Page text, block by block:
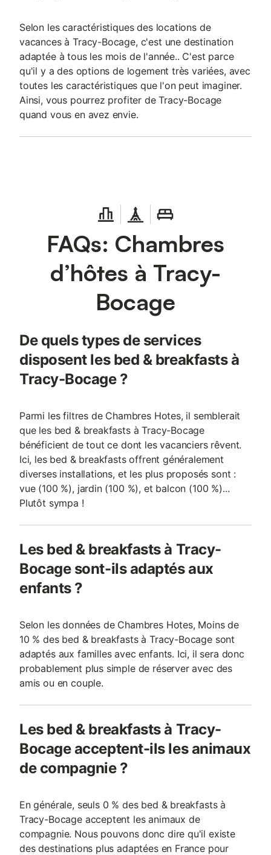
Selon les caractéristiques des locations de
vacances à Tracy-Bocage, c'est une destination
adaptée à tous les mois de l'année.. C'est parce
qu'il y a des options de logement très variées, avec
toutes les caractéristiques que l'on peut imaginer.
Ainsi, vous pourrez profiter de Tracy-Bocage
quand vous en avez envie.
FAQs: Chambres
d’hôtes à Tracy-
Bocage
De quels types de services
disposent les bed & breakfasts à
Tracy-Bocage ?
Parmi les filtres de Chambres Hotes, il semblerait
que les bed & breakfasts à Tracy-Bocage
bénéficient de tout ce dont les vacanciers rêvent.
Ici, les bed & breakfasts offrent généralement
diverses installations, et les plus proposés sont :
vue (100 %), jardin (100 %), et balcon (100 %)...
Plutôt sympa !
Les bed & breakfasts à Tracy-
Bocage sont-ils adaptés aux
enfants ?
Selon les données de Chambres Hotes, Moins de
10 % des bed & breakfasts à Tracy-Bocage sont
adaptés aux familles avec enfants. Ici, il sera donc
probablement plus simple de réserver avec des
amis ou en couple.
Les bed & breakfasts à Tracy-
Bocage acceptent-ils les animaux
de compagnie ?
En générale, seuls 0 % des bed & breakfasts à
Tracy-Bocage acceptent les animaux de
compagnie. Nous pouvons donc dire qu'il existe
des destinations plus adaptées en France pour